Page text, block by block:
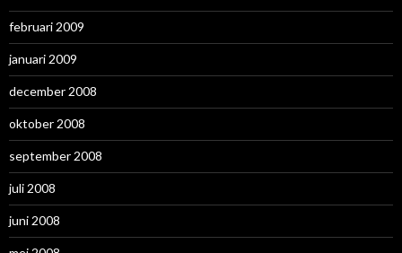
februari 2009
januari 2009
december 2008
oktober 2008
september 2008
juli 2008
juni 2008